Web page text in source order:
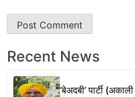
Recent News
‘बेअदबी’ पार्टी